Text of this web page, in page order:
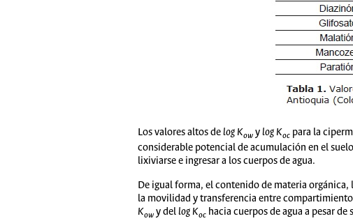
Los valores altos delog Kow ylog Koc para la
considerable potencial de acumulación en el
lixiviarse e ingresar a los cuerpos de agua.
De igual forma, el contenido de materia
la movilidad y transferencia entre
Kow y dellog Koc hacia cuerpos de agua a pesar